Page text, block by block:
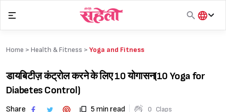
content
हिंदी
Home > Health & Fitness > Yoga and Fitness
डायबिटीज़ कंट्रोल करने के लिए 10 योगासन(10 Yoga for
Diabetes Control)
Share 5 min read 0 Claps